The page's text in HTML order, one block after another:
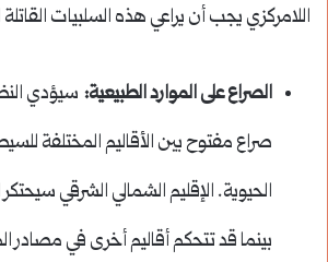
اللامركزي يجب أن يراعي هذه السلبيات
الصراع على الموارد الطبيعية: سيؤدي
صراع مفتوح بين الأقاليم المختلفة
الحيوية. الإقليم الشمالي الشرقي
بينما قد تتحكم أقاليم أخرى في مصادر